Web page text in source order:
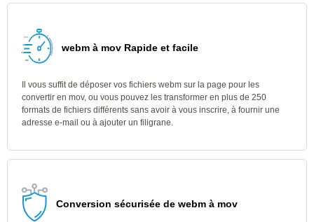
webm à mov Rapide et facile
Il vous suffit de déposer vos fichiers webm sur la page pour les
convertir en mov, ou vous pouvez les transformer en plus de 250
formats de fichiers différents sans avoir à vous inscrire, à fournir une
adresse e-mail ou à ajouter un filigrane.
Conversion sécurisée de webm à mov